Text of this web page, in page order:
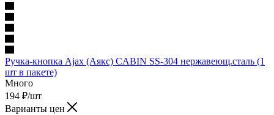
Ручка-кнопка Ajax (Аякс) CABIN SS-304 нержавеющ.сталь (1
шт в пакете)
Много
194 ₽/шт
Варианты цен